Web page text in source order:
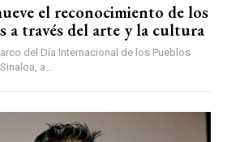
el reconocimiento de los
a través del arte y la cultura
del Día Internacional de los Pueblos
a...